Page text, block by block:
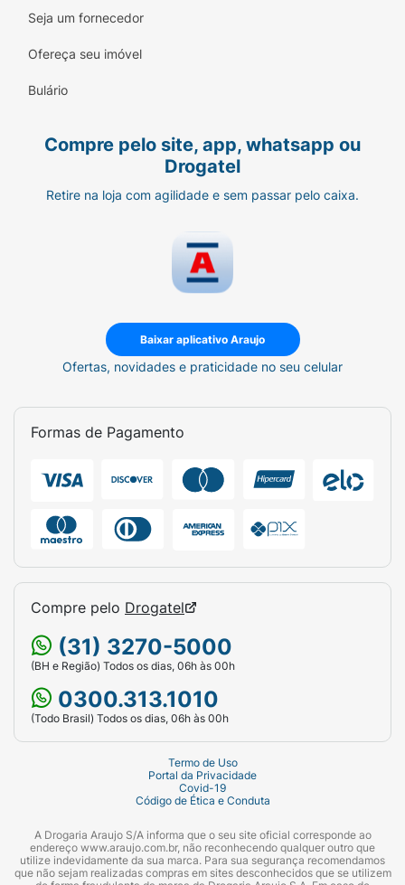
Seja um fornecedor
Ofereça seu imóvel
Bulário
Compre pelo site, app, whatsapp ou
Drogatel
Retire na loja com agilidade e sem passar pelo caixa.
Baixar aplicativo Araujo
Ofertas, novidades e praticidade no seu celular
Formas de Pagamento
Compre pelo Drogatel
(31) 3270-5000
(BH e Região) Todos os dias, 06h às 00h
0300.313.1010
(Todo Brasil) Todos os dias, 06h às 00h
Termo de Uso
Portal da Privacidade
Covid-19
Código de Ética e Conduta
A Drogaria Araujo S/A informa que o seu site oficial corresponde ao
endereço www.araujo.com.br, não reconhecendo qualquer outro que
utilize indevidamente da sua marca. Para sua segurança recomendamos
que não sejam realizadas compras em sites desconhecidos que se utilizem